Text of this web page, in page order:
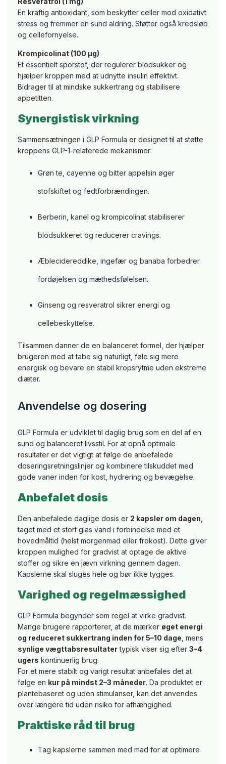
En kraftig antioxidant, som beskytter celler mod oxidativt
stress og fremmer en sund aldring. Støtter også kredsløb
og cellefornyelse.
Krompicolinat (100 µg)
Et essentielt sporstof, der regulerer blodsukker og
hjælper kroppen med at udnytte insulin effektivt.
Bidrager til at mindske sukkertrang og stabilisere
appetitten.
Synergistisk virkning
Sammensætningen i GLP Formula er designet til at støtte
kroppens GLP-1-relaterede mekanismer:
Grøn te, cayenne og bitter appelsin øger
stofskiftet og fedtforbrændingen.
Berberin, kanel og krompicolinat stabiliserer
blodsukkeret og reducerer cravings.
Æblecidereddike, ingefær og banaba forbedrer
fordøjelsen og mæthedsfølelsen.
Ginseng og resveratrol sikrer energi og
cellebeskyttelse.
Tilsammen danner de en balanceret formel, der hjælper
brugeren med at tabe sig naturligt, føle sig mere
energisk og bevare en stabil kropsrytme uden ekstreme
diæter.
Anvendelse og dosering
GLP Formula er udviklet til daglig brug som en del af en
sund og balanceret livsstil. For at opnå optimale
resultater er det vigtigt at følge de anbefalede
doseringsretningslinjer og kombinere tilskuddet med
gode vaner inden for kost, hydrering og bevægelse.
Anbefalet dosis
Den anbefalede daglige dosis er 2 kapsler om dagen
taget med et stort glas vand i forbindelse med et
hovedmåltid (helst morgenmad eller frokost). Dette giver
kroppen mulighed for gradvist at optage de aktive
stoffer og sikre en jævn virkning gennem dagen.
Kapslerne skal sluges hele og bør ikke tygges.
Varighed og regelmæssighed
GLP Formula begynder som regel at virke gradvist.
Mange brugere rapporterer, at de mærker øget energi
og reduceret sukkertrang inden for 5–10 dage , mens
synlige vægttabsresultatertypisk viser sig efter 3–4
ugers kontinuerlig brug.
For et mere stabilt og varigt resultat anbefales det at
følge en kur på mindst 2–3 måneder. Da produktet er
plantebaseret og uden stimulanser, kan det anvendes
over længere tid uden risiko for afhængighed.
Praktiske råd til brug
Tag kapslerne sammen med mad for at optimere